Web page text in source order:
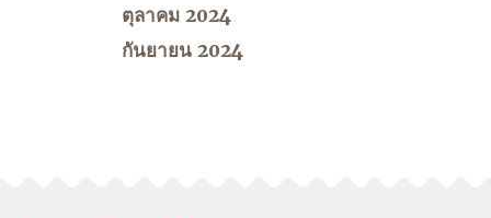
ตุลาคม 2024
กันยายน 2024